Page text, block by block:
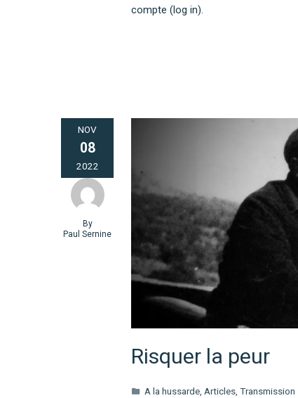
compte (log in).
NOV
08
2022
By
Paul Sernine
Risquer la peur
A la hussarde, Articles, Transmission